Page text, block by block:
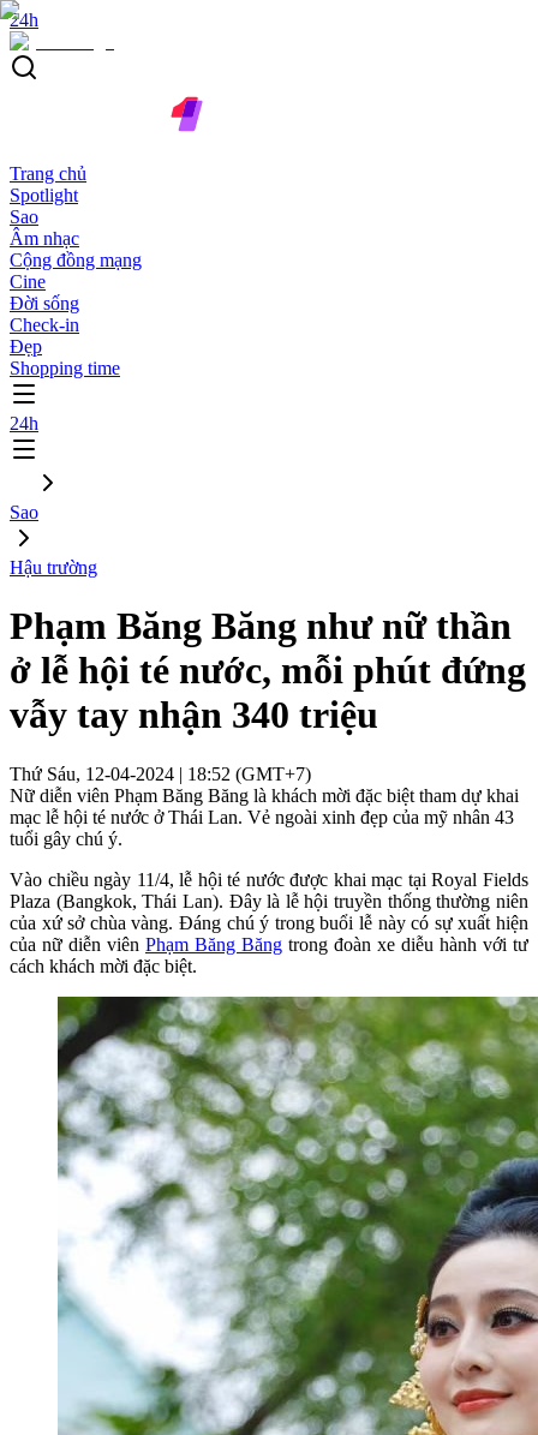
24h
Trang chủ
Spotlight
Sao
Âm nhạc
Cộng đồng mạng
Cine
Đời sống
Check-in
Đẹp
Shopping time
24h
Sao
Hậu trường
Phạm Băng Băng như nữ thần
ở lễ hội té nước, mỗi phút đứng
vẫy tay nhận 340 triệu
Thứ Sáu, 12-04-2024 | 18:52 (GMT+7)
Nữ diễn viên Phạm Băng Băng là khách mời đặc biệt tham dự khai
mạc lễ hội té nước ở Thái Lan. Vẻ ngoài xinh đẹp của mỹ nhân 43
tuổi gây chú ý.
Vào chiều ngày 11/4, lễ hội té nước được khai mạc tại Royal Fields
Plaza (Bangkok, Thái Lan). Đây là lễ hội truyền thống thường niên
của xứ sở chùa vàng. Đáng chú ý trong buổi lễ này có sự xuất hiện
của nữ diễn viên Phạm Băng Băng trong đoàn xe diễu hành với tư
cách khách mời đặc biệt.